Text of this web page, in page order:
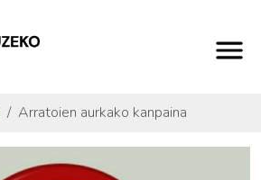
Arratoien aurkako kanpaina